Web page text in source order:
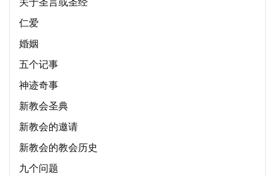
仁爱
婚姻
五个记事
神迹奇事
新教会圣典
新教会的邀请
新教会的教会历史
九个问题